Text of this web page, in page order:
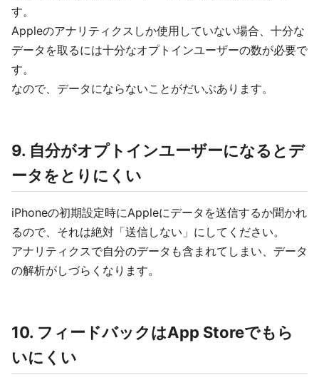
す。
Appleのアナリティクスしか使用していない場合、十分な
データを取るには十分なオプトインユーザーの数が必要で
す。
なので、データにならないことがだいぶあります。
9. 自分がオプトインユーザーになるとデ
ータをとりにくい
iPhoneの初期設定時にAppleにデータを送信するか聞かれ
るので、それは絶対「送信しない」にしてください。
アナリティクスで自分のデータも含まれてしまい、データ
の解析がしづらくなります。
10. フィードバックはApp Storeでもら
いにくい